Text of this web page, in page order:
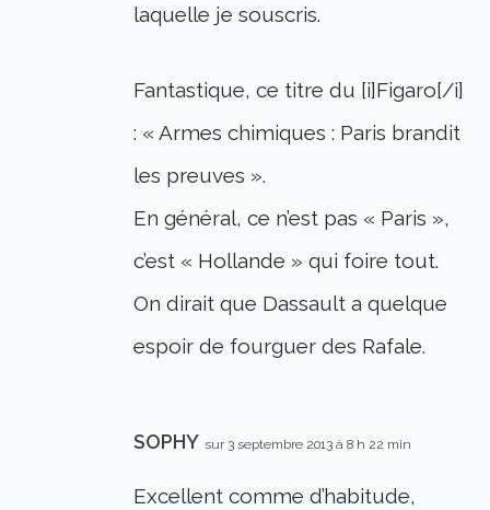
laquelle je souscris.
Fantastique, ce titre du [i]Figaro[/i]
: « Armes chimiques : Paris brandit
les preuves ».
En général, ce n’est pas « Paris »,
c’est « Hollande » qui foire tout.
On dirait que Dassault a quelque
espoir de fourguer des Rafale.
SOPHY sur 3 septembre 2013 à 8 h 22 min
Excellent comme d’habitude,